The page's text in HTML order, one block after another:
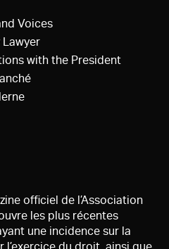
Voices
Lawyer
with the President
officiel de l’Association
les plus récentes
une incidence sur la